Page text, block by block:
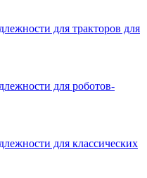
для тракторов для
для роботов-
для классических